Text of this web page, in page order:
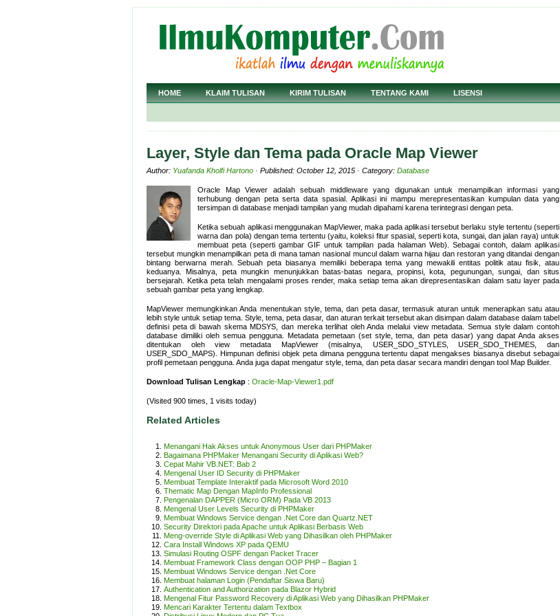
HOME KLAIM TULISAN KIRIM TULISAN TENTANG KAMI LISENSI
Layer, Style dan Tema pada Oracle Map Viewer
Author: Yuafanda Kholfi Hartono · Published: October 12, 2015 · Category: Database
Oracle Map Viewer adalah sebuah middleware yang digunakan untuk menampilkan informasi yang
terhubung dengan peta serta data spasial. Aplikasi ini mampu merepresentasikan kumpulan data yang
tersimpan di database menjadi tampilan yang mudah dipahami karena terintegrasi dengan peta.
Ketika sebuah aplikasi menggunakan MapViewer, maka pada aplikasi tersebut berlaku style tertentu (seperti
warna dan pola) dengan tema tertentu (yaitu, koleksi fitur spasial, seperti kota, sungai, dan jalan raya) untuk
membuat peta (seperti gambar GIF untuk tampilan pada halaman Web). Sebagai contoh, dalam aplikasi
tersebut mungkin menampilkan peta di mana taman nasional muncul dalam warna hijau dan restoran yang ditandai dengan
bintang berwarna merah. Sebuah peta biasanya memiliki beberapa tema yang mewakili entitas politik atau fisik, atau
keduanya. Misalnya, peta mungkin menunjukkan batas-batas negara, propinsi, kota, pegunungan, sungai, dan situs
bersejarah. Ketika peta telah mengalami proses render, maka setiap tema akan direpresentasikan dalam satu layer pada
sebuah gambar peta yang lengkap.
MapViewer memungkinkan Anda menentukan style, tema, dan peta dasar, termasuk aturan untuk menerapkan satu atau
lebih style untuk setiap tema. Style, tema, peta dasar, dan aturan terkait tersebut akan disimpan dalam database dalam tabel
definisi peta di bawah skema MDSYS, dan mereka terlihat oleh Anda melalui view metadata. Semua style dalam contoh
database dimiliki oleh semua pengguna. Metadata pemetaan (set style, tema, dan peta dasar) yang dapat Anda akses
ditentukan oleh view metadata MapViewer (misalnya, USER_SDO_STYLES, USER_SDO_THEMES, dan
USER_SDO_MAPS). Himpunan definisi objek peta dimana pengguna tertentu dapat mengakses biasanya disebut sebagai
profil pemetaan pengguna. Anda juga dapat mengatur style, tema, dan peta dasar secara mandiri dengan tool Map Builder.
Download Tulisan Lengkap : Oracle-Map-Viewer1.pdf
(Visited 900 times, 1 visits today)
Related Articles
Menangani Hak Akses untuk Anonymous User dari PHPMaker
Bagaimana PHPMaker Menangani Security di Aplikasi Web?
Cepat Mahir VB.NET: Bab 2
Mengenal User ID Security di PHPMaker
Membuat Template Interaktif pada Microsoft Word 2010
Thematic Map Dengan MapInfo Professional
Pengenalan DAPPER (Micro ORM) Pada VB 2013
Mengenal User Levels Security di PHPMaker
Membuat Windows Service dengan .Net Core dan Quartz.NET
Security Direktori pada Apache untuk Aplikasi Berbasis Web
Meng-override Style di Aplikasi Web yang Dihasilkan oleh PHPMaker
Cara Install Windows XP pada QEMU
Simulasi Routing OSPF dengan Packet Tracer
Membuat Framework Class dengan OOP PHP – Bagian 1
Membuat Windows Service dengan .Net Core
Membuat halaman Login (Pendaftar Siswa Baru)
Authentication and Authorization pada Blazor Hybrid
Mengenal Fitur Password Recovery di Aplikasi Web yang Dihasilkan PHPMaker
Mencari Karakter Tertentu dalam Textbox